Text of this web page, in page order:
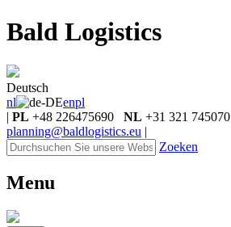
Bald Logistics
Deutsch
nl
enpl
| PL +48 226475690 NL +31 321 745070
planning@baldlogistics.eu |
Zoeken
Menu